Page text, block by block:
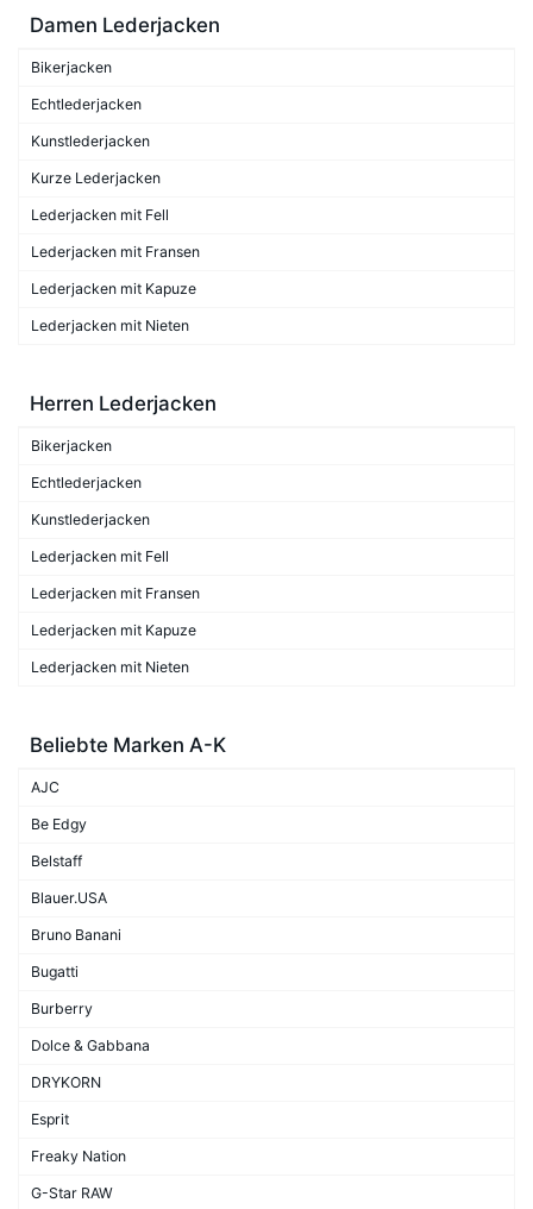
Damen Lederjacken
Bikerjacken
Echtlederjacken
Kunstlederjacken
Kurze Lederjacken
Lederjacken mit Fell
Lederjacken mit Fransen
Lederjacken mit Kapuze
Lederjacken mit Nieten
Herren Lederjacken
Bikerjacken
Echtlederjacken
Kunstlederjacken
Lederjacken mit Fell
Lederjacken mit Fransen
Lederjacken mit Kapuze
Lederjacken mit Nieten
Beliebte Marken A-K
AJC
Be Edgy
Belstaff
Blauer.USA
Bruno Banani
Bugatti
Burberry
Dolce & Gabbana
DRYKORN
Esprit
Freaky Nation
G-Star RAW